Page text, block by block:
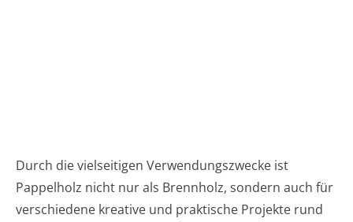
Durch die vielseitigen Verwendungszwecke ist
Pappelholz nicht nur als Brennholz, sondern auch für
verschiedene kreative und praktische Projekte rund